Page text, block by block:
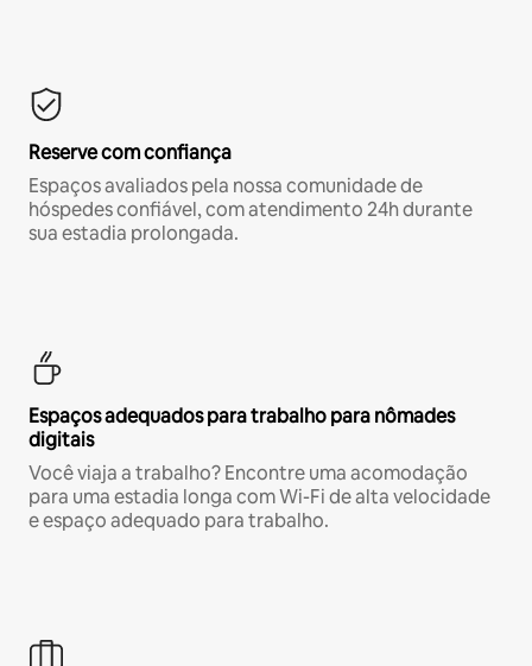
Reserve com confiança
Espaços avaliados pela nossa comunidade de
hóspedes confiável, com atendimento 24h durante
sua estadia prolongada.
Espaços adequados para trabalho para nômades
digitais
Você viaja a trabalho? Encontre uma acomodação
para uma estadia longa com Wi-Fi de alta velocidade
e espaço adequado para trabalho.